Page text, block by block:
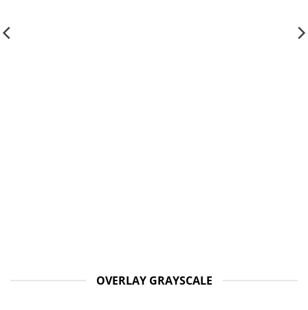
OVERLAY GRAYSCALE